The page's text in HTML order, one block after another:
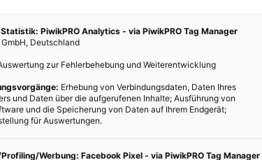
PiwikPRO Analytics - via PiwikPRO Tag Manager
Deutschland
zur Fehlerbehebung und Weiterentwicklung
Erhebung von Verbindungsdaten, Daten Ihres
und Daten über die aufgerufenen Inhalte; Ausführung von
und die Speicherung von Daten auf Ihrem Endgerät;
für Auswertungen.
Werbung: Facebook Pixel - via PiwikPRO Tag Manager